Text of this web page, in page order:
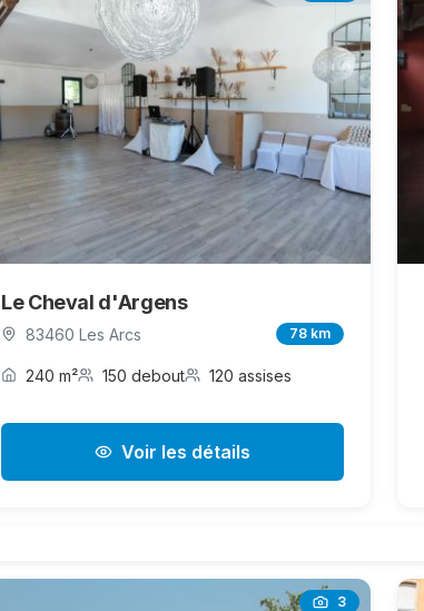
Le Cheval d'Argens
83460 Les Arcs 78 km
240 m² 150 debout 120 assises
Voir les détails
3